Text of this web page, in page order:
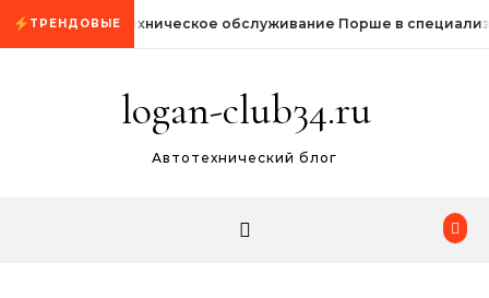
Промотать к содержимому
ТРЕНДОВЫЕТехническое обслуживание Порше в
logan-club34.ru
Автотехнический блог